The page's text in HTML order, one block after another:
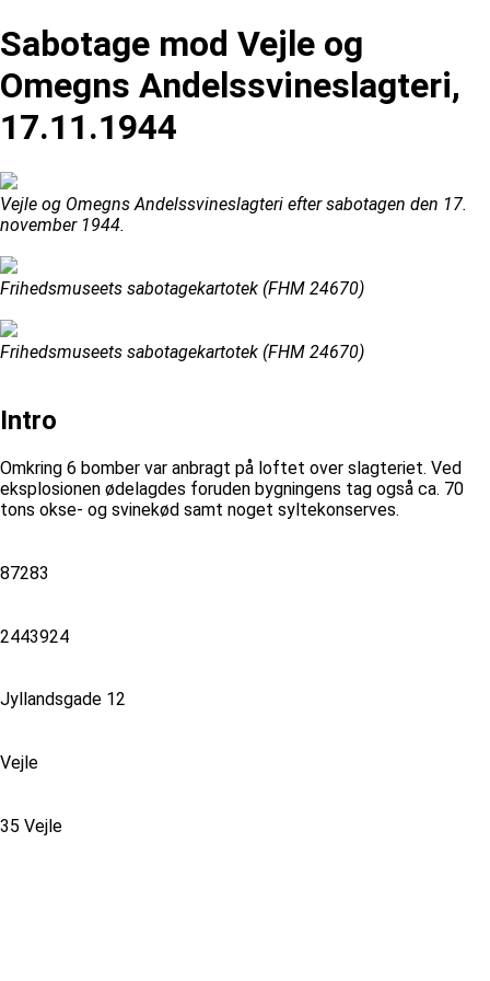
Sabotage mod Vejle og
Omegns Andelssvineslagteri,
17.11.1944
Vejle og Omegns Andelssvineslagteri efter sabotagen den 17.
november 1944.
Frihedsmuseets sabotagekartotek (FHM 24670)
Frihedsmuseets sabotagekartotek (FHM 24670)
Intro
Omkring 6 bomber var anbragt på loftet over slagteriet. Ved
eksplosionen ødelagdes foruden bygningens tag også ca. 70
tons okse- og svinekød samt noget syltekonserves.
87283
2443924
Jyllandsgade 12
Vejle
35 Vejle